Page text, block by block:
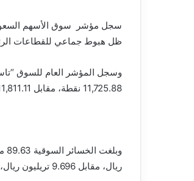
ظل هبوط جماعي للقطاعات
11,725.88 نقطة، مقابل 11,811.11 بالأسبوع السابق.
ريال، مقابل 9.696 تريليون ريال، بالأسبوع المنتهي في 6 مارس 2025.